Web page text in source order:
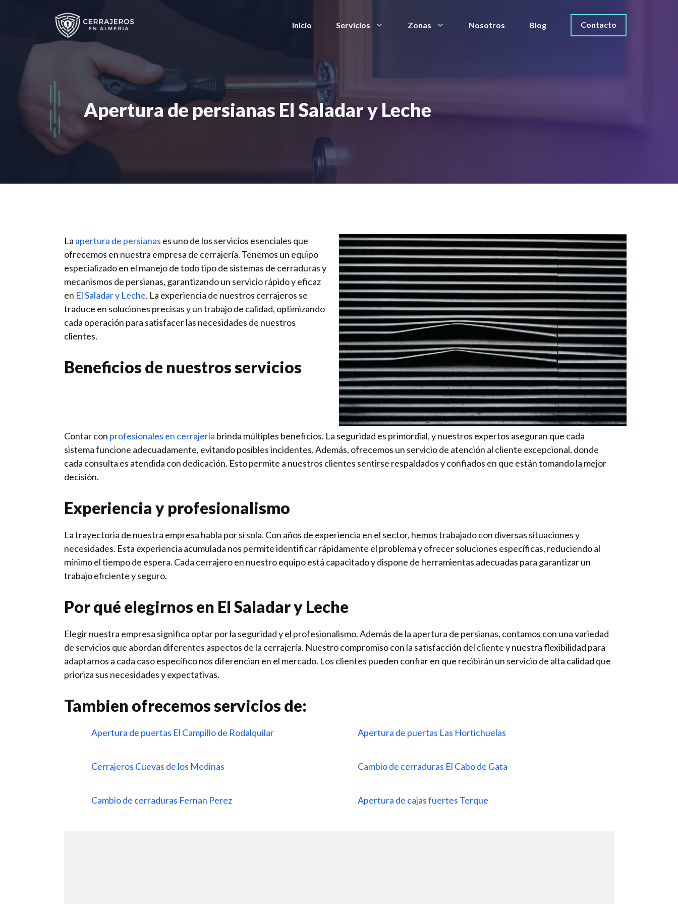
Inicio Servicios Zonas Nosotros Blog Contacto
Apertura de persianas El Saladar y Leche
La apertura de persianas es uno de los servicios esenciales que
ofrecemos en nuestra empresa de cerrajería. Tenemos un equipo
especializado en el manejo de todo tipo de sistemas de cerraduras y
mecanismos de persianas, garantizando un servicio rápido y eficaz
en El Saladar y Leche. La experiencia de nuestros cerrajeros se
traduce en soluciones precisas y un trabajo de calidad, optimizando
cada operación para satisfacer las necesidades de nuestros
clientes.
Beneficios de nuestros servicios
Contar con profesionales en cerrajería brinda múltiples beneficios. La seguridad es primordial, y nuestros expertos aseguran que cada
sistema funcione adecuadamente, evitando posibles incidentes. Además, ofrecemos un servicio de atención al cliente excepcional, donde
cada consulta es atendida con dedicación. Esto permite a nuestros clientes sentirse respaldados y confiados en que están tomando la mejor
decisión.
Experiencia y profesionalismo
La trayectoria de nuestra empresa habla por sí sola. Con años de experiencia en el sector, hemos trabajado con diversas situaciones y
necesidades. Esta experiencia acumulada nos permite identificar rápidamente el problema y ofrecer soluciones específicas, reduciendo al
mínimo el tiempo de espera. Cada cerrajero en nuestro equipo está capacitado y dispone de herramientas adecuadas para garantizar un
trabajo eficiente y seguro.
Por qué elegirnos en El Saladar y Leche
Elegir nuestra empresa significa optar por la seguridad y el profesionalismo. Además de la apertura de persianas, contamos con una variedad
de servicios que abordan diferentes aspectos de la cerrajería. Nuestro compromiso con la satisfacción del cliente y nuestra flexibilidad para
adaptarnos a cada caso específico nos diferencian en el mercado. Los clientes pueden confiar en que recibirán un servicio de alta calidad que
prioriza sus necesidades y expectativas.
Tambien ofrecemos servicios de:
Apertura de puertas El Campillo de Rodalquilar Apertura de puertas Las Hortichuelas
Cerrajeros Cuevas de los Medinas Cambio de cerraduras El Cabo de Gata
Cambio de cerraduras Fernan Perez Apertura de cajas fuertes Terque